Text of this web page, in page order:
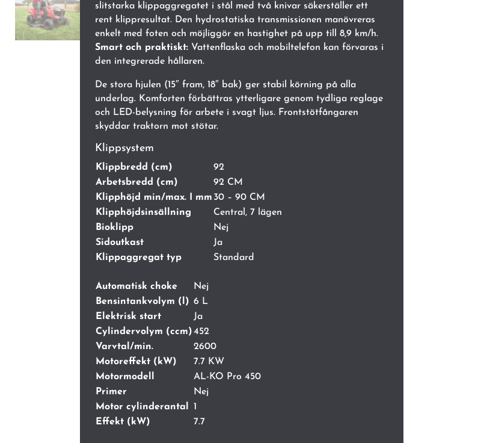
slitstarka klippaggregatet i stål med två knivar säkerställer ett
rent klippresultat. Den hydrostatiska transmissionen manövreras
enkelt med foten och möjliggör en hastighet på upp till 8,9 km/h.
Smart och praktiskt: Vattenflaska och mobiltelefon kan förvaras i
den integrerade hållaren.
De stora hjulen (15″ fram, 18″ bak) ger stabil körning på alla
underlag. Komforten förbättras ytterligare genom tydliga reglage
och LED-belysning för arbete i svagt ljus. Frontstötfångaren
skyddar traktorn mot stötar.
Klippsystem
Klippbredd (cm)
92
Arbetsbredd (cm)
92 CM
Klipphöjd min/max. I mm 30 – 90 CM
Klipphöjdsinsällning
Central, 7 lägen
Bioklipp
Nej
Sidoutkast
Ja
Klippaggregat typ
Standard
Automatisk choke
Nej
Bensintankvolym (l) 6 L
Elektrisk start
Ja
Cylindervolym (ccm)452
Varvtal/min.
2600
Motoreffekt (kW)
7.7 KW
Motormodell
AL-KO Pro 450
Primer
Nej
Motor cylinderantal
1
Effekt (kW)
7.7